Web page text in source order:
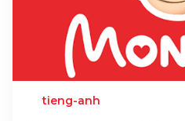
tieng-anh